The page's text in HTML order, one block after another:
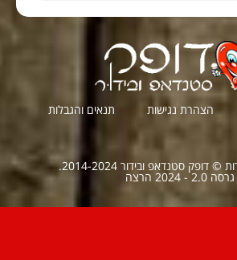
הצהרת נגישות תנאים והגבלות
דופק סטנדאפ ובידור 2014-2024.
גרסה 2.0 - 2024 הרצה